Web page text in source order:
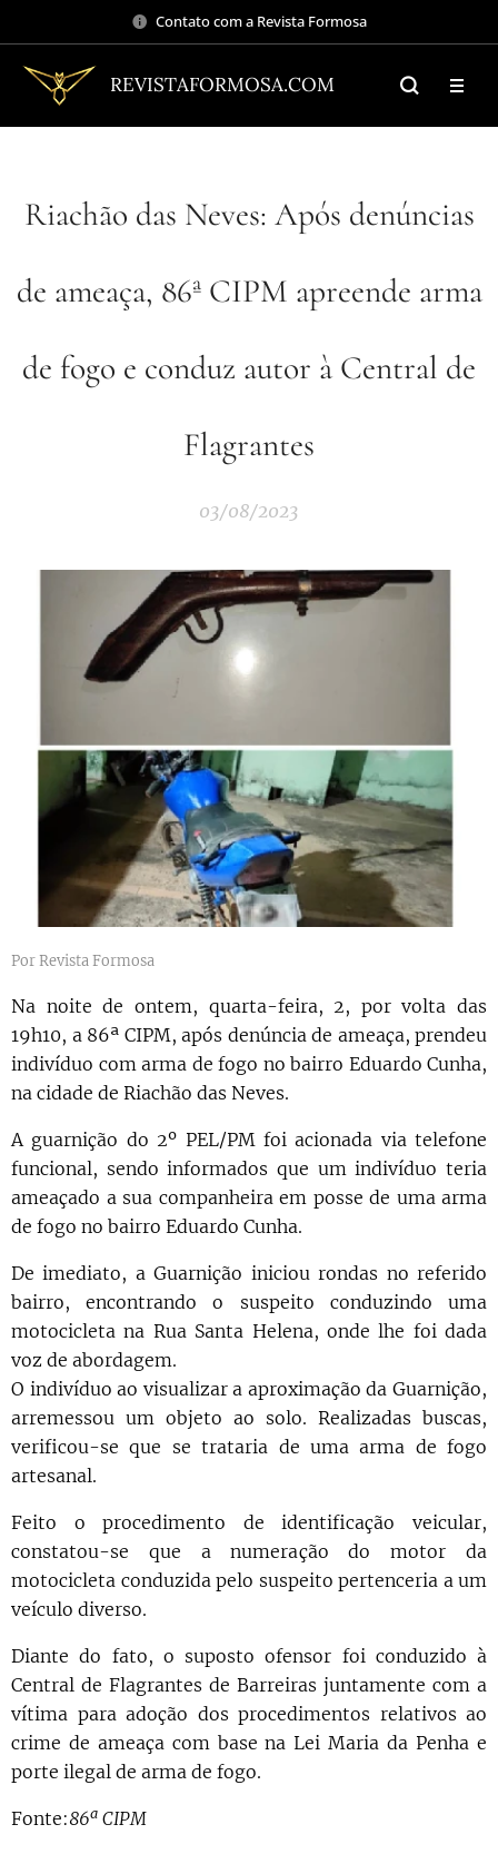
Contato com a Revista Formosa
REVISTAFORMOSA.COM
Riachão das Neves: Após denúncias
de ameaça, 86ª CIPM apreende arma
de fogo e conduz autor à Central de
Flagrantes
03/08/2023
Por Revista Formosa
Na noite de ontem, quarta-feira, 2, por volta das
19h10, a 86ª CIPM, após denúncia de ameaça, prendeu
indivíduo com arma de fogo no bairro Eduardo Cunha,
na cidade de Riachão das Neves.
A guarnição do 2º PEL/PM foi acionada via telefone
funcional, sendo informados que um indivíduo teria
ameaçado a sua companheira em posse de uma arma
de fogo no bairro Eduardo Cunha.
De imediato, a Guarnição iniciou rondas no referido
bairro, encontrando o suspeito conduzindo uma
motocicleta na Rua Santa Helena, onde lhe foi dada
voz de abordagem.
O indivíduo ao visualizar a aproximação da Guarnição,
arremessou um objeto ao solo. Realizadas buscas,
verificou-se que se trataria de uma arma de fogo
artesanal.
Feito o procedimento de identificação veicular,
constatou-se que a numeração do motor da
motocicleta conduzida pelo suspeito pertenceria a um
veículo diverso.
Diante do fato, o suposto ofensor foi conduzido à
Central de Flagrantes de Barreiras juntamente com a
vítima para adoção dos procedimentos relativos ao
crime de ameaça com base na Lei Maria da Penha e
porte ilegal de arma de fogo.
Fonte:86ª CIPM